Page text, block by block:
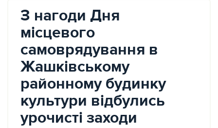
З нагоди Дня
місцевого
самоврядування в
Жашківському
районному будинку
культури відбулись
урочисті заходи